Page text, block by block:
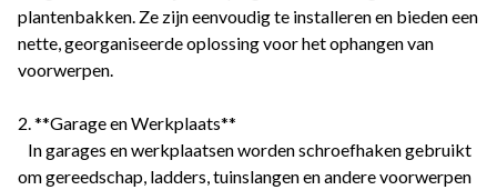
plantenbakken. Ze zijn eenvoudig te installeren en bieden een
nette, georganiseerde oplossing voor het ophangen van
voorwerpen.
2. **Garage en Werkplaats**
In garages en werkplaatsen worden schroefhaken gebruikt
om gereedschap, ladders, tuinslangen en andere voorwerpen